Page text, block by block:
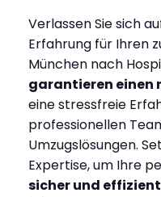
Verlassen Sie sich
Erfahrung für Ihren
München nach
garantieren einen
eine stressfreie
professionellen
Umzugslösungen.
Expertise, um Ihre
sicher und effizient